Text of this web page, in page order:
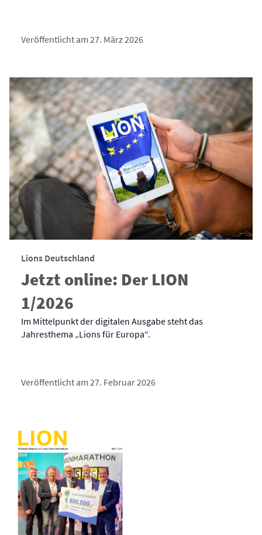
Veröffentlicht am 27. März 2026
Lions Deutschland
Jetzt online: Der LION
1/2026
Im Mittelpunkt der digitalen Ausgabe steht das
Jahresthema „Lions für Europa“.
Veröffentlicht am 27. Februar 2026